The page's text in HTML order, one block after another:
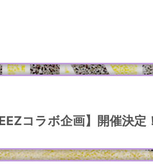
コラボ企画】開催決定